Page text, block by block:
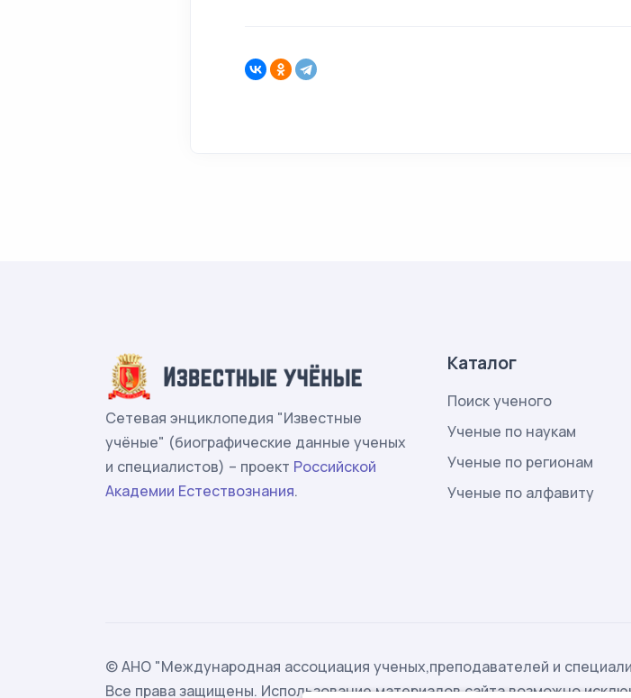
Сетевая энциклопедия "Известные
учёные" (биографические данные ученых
и специалистов) – проект Российской
Академии Естествознания.
Каталог
Поиск ученого
Ученые по наукам
Ученые по регионам
Ученые по алфавиту
© АНО "Международная ассоциация ученых,преподавателей и
Все права защищены. Использование материалов сайта возможно